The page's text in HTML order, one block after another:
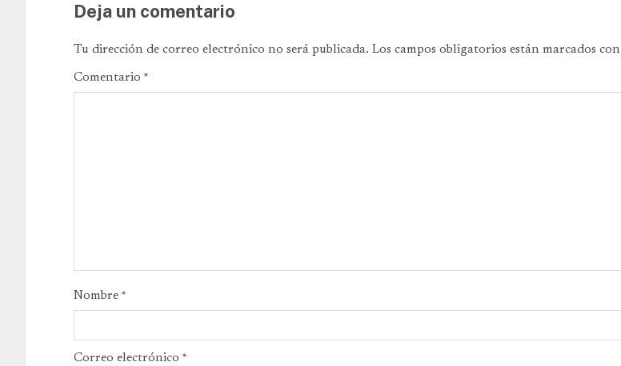
Deja un comentario
Tu dirección de correo electrónico no será publicada. Los campos obligatorios están marcados con
Comentario *
Nombre *
Correo electrónico *